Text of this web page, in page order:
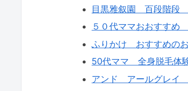
目黒雅叙園 百段階段
５０代ママおおすす
ふりかけ おすすめの
50代ママ 全身脱毛
アンド アールグレイ